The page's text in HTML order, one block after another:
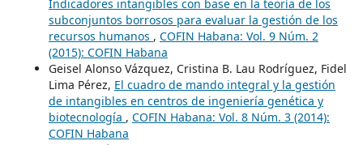
Indicadores intangibles con base en la teoría de los
subconjuntos borrosos para evaluar la gestión de los
recursos humanos , COFIN Habana: Vol. 9 Núm. 2
(2015): COFIN Habana
Geisel Alonso Vázquez, Cristina B. Lau Rodríguez, Fidel
Lima Pérez, El cuadro de mando integral y la gestión
de intangibles en centros de ingeniería genética y
biotecnología , COFIN Habana: Vol. 8 Núm. 3 (2014):
COFIN Habana